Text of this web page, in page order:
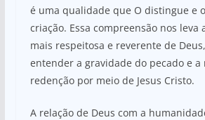
é uma qualidade que O distingue e
criação. Essa compreensão nos leva
mais respeitosa e reverente de
entender a gravidade do pecado e a
redenção por meio de Jesus Cristo.
A relação de Deus com a